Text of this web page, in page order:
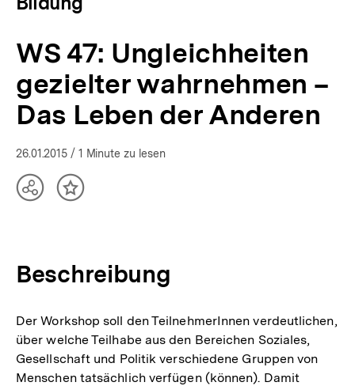
13.
Bundeskongress
Politische
Bildung
Ungleichheiten
der
Demokratie
bpb.de
WS 47: Ungleichheiten
gezielter wahrnehmen –
Das Leben der Anderen
26.01.2015 / 1 Minute zu lesen
TeilenInhalt
Beschreibung
Der Workshop soll den TeilnehmerInnen verdeutlichen,
über welche Teilhabe aus den Bereichen Soziales,
Gesellschaft und Politik verschiedene Gruppen von
Menschen tatsächlich verfügen (können). Damit